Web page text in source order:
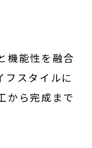
機能性を融合
フスタイルに
から完成まで